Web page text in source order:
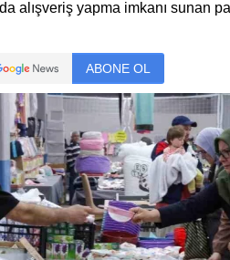
alışveriş yapma imkanı sunan
ABONE OL